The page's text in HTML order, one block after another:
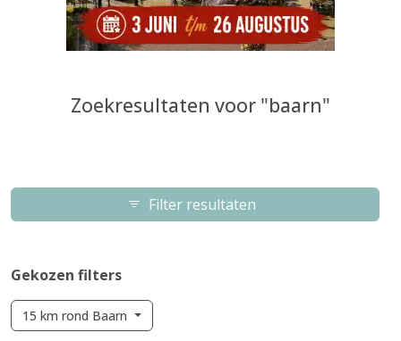
Zoekresultaten voor "baarn"
Filter resultaten
Gekozen filters
15 km rond Baarn